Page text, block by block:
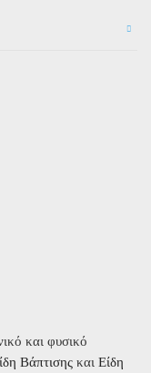
και φυσικό
Βάπτισης και Είδη